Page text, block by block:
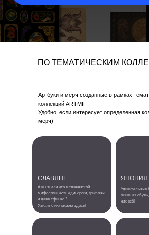
Удивительные
ожившая
них всё!
ЯПОНИЯ
Артбуки и мерч созданные в рамках
коллекций ARTMIF
Удобно, если интересует определенная
мерч)
ПО ТЕМАТИЧЕСКИМ
А вы знали что в славянской
мифологии есть единороги, грифоны
и даже сфинкс ?
Узнать о них можно здесь!
СЛАВЯНЕ